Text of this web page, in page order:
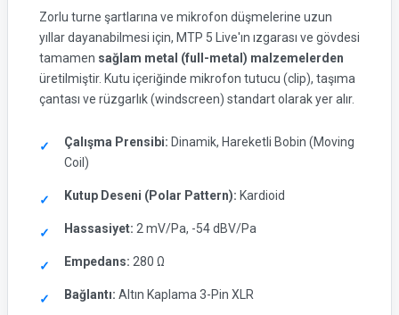
Zorlu turne şartlarına ve mikrofon düşmelerine uzun
yıllar dayanabilmesi için, MTP 5 Live'ın ızgarası ve gövdesi
tamamen sağlam metal (full-metal) malzemelerden
üretilmiştir. Kutu içeriğinde mikrofon tutucu (clip), taşıma
çantası ve rüzgarlık (windscreen) standart olarak yer alır.
Çalışma Prensibi: Dinamik, Hareketli Bobin (Moving
Coil)
Kutup Deseni (Polar Pattern): Kardioid
Hassasiyet: 2 mV/Pa, -54 dBV/Pa
Empedans: 280 Ω
Bağlantı: Altın Kaplama 3-Pin XLR